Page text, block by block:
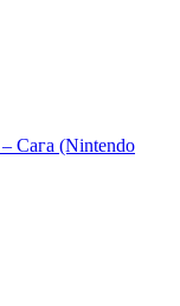
Сага (Nintendo